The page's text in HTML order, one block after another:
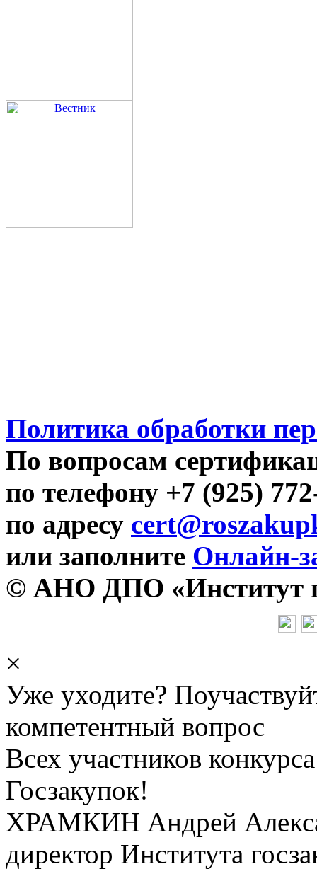
Политика обработки
По вопросам
по телефону +7 (925)
по адресу
или заполните Онлайн-
© АНО ДПО «Институт
×
Уже уходите?
компетентный вопрос
Всех участников
Госзакупок!
ХРАМКИН Андрей
директор Института